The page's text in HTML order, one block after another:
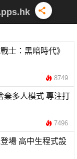
士：黑暗時代》
8749
棄多人模式 專注打
7496
場 高中生程式設